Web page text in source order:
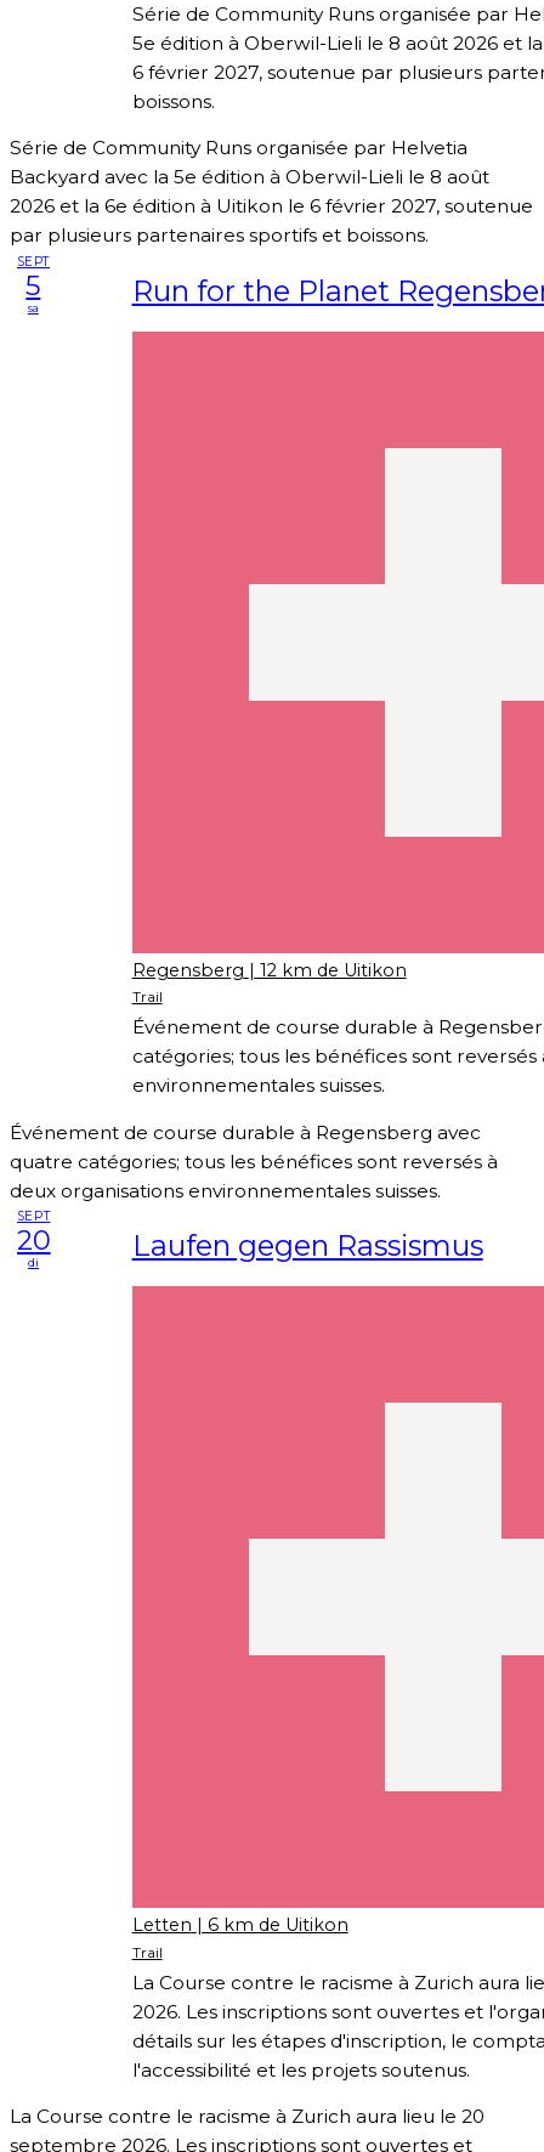
Série de Community Runs organisée par
5e édition à Oberwil-Lieli le 8 août 2026 et
6 février 2027, soutenue par plusieurs
boissons.
Série de Community Runs organisée par Helvetia
Backyard avec la 5e édition à Oberwil-Lieli le 8 août
2026 et la 6e édition à Uitikon le 6 février 2027, soutenue
par plusieurs partenaires sportifs et boissons.
SEPT
5
sa Run for the Planet
Regensberg | 12 km de Uitikon
Trail
Événement de course durable à
catégories; tous les bénéfices sont reversés
environnementales suisses.
Événement de course durable à Regensberg avec
quatre catégories; tous les bénéfices sont reversés à
deux organisations environnementales suisses.
SEPT
20
di Laufen gegen Rassismus
Letten | 6 km de Uitikon
Trail
La Course contre le racisme à Zurich aura
2026. Les inscriptions sont ouvertes et
détails sur les étapes d'inscription, le
l'accessibilité et les projets soutenus.
La Course contre le racisme à Zurich aura lieu le 20
septembre 2026. Les inscriptions sont ouvertes et